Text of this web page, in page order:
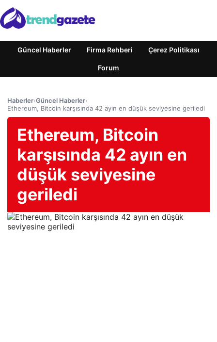
Güncel Haberler Firma Rehberi Çerez Politikası
Forum
Haberler›Güncel Haberler›
Ethereum, Bitcoin karşısında 42 ayın en düşük seviyesine geriledi
Ethereum, Bitcoin
karşısında 42 ayın en
düşük seviyesine
geriledi